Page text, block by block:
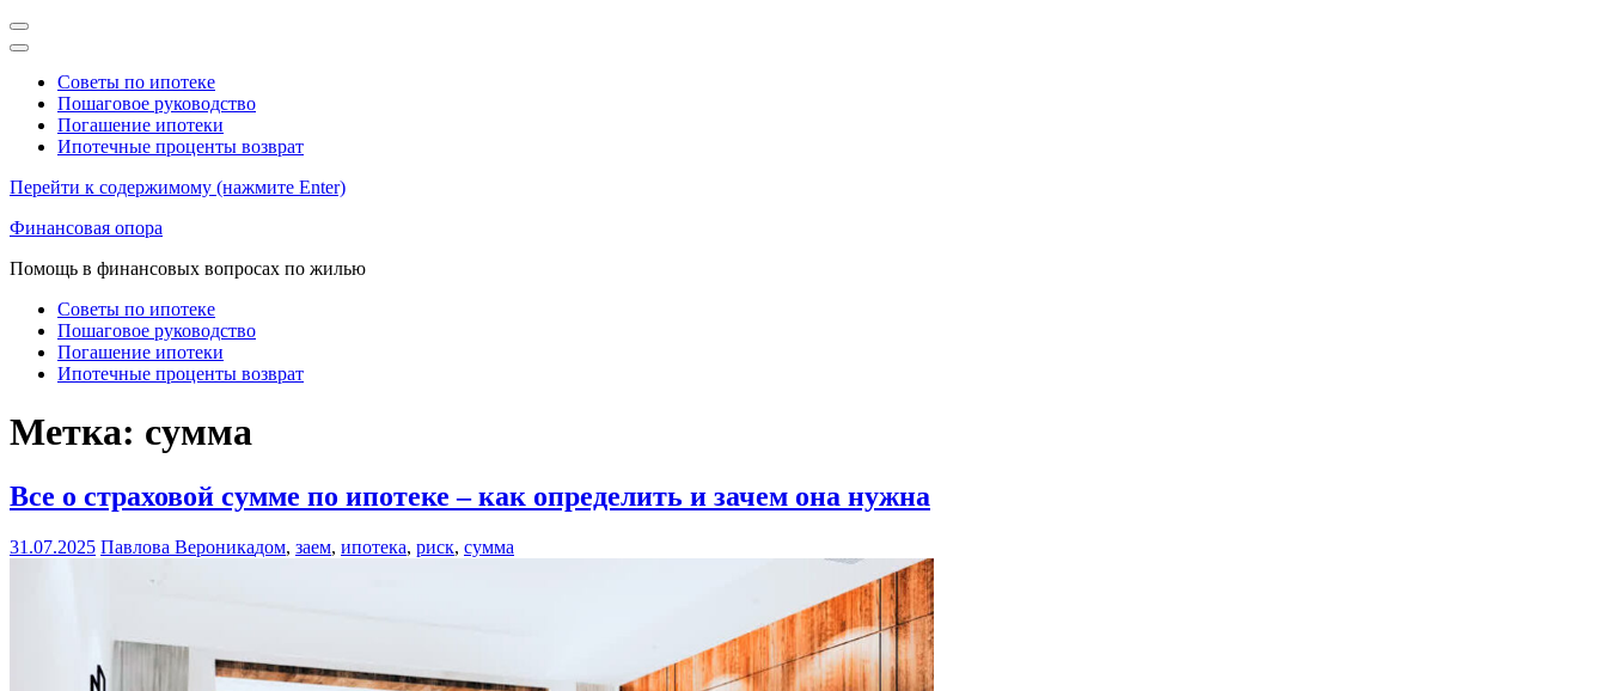
Советы по ипотеке
Пошаговое руководство
Погашение ипотеки
Ипотечные проценты возврат
Перейти к содержимому (нажмите Enter)
Финансовая опора
Помощь в финансовых вопросах по жилью
Советы по ипотеке
Пошаговое руководство
Погашение ипотеки
Ипотечные проценты возврат
Метка: сумма
Все о страховой сумме по ипотеке – как определить и зачем она нужна
31.07.2025 Павлова Вероникадом, заем, ипотека, риск, сумма